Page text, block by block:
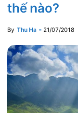
thế nào?
By Thu Ha 21/07/2018